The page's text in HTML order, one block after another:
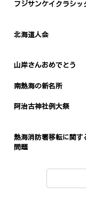
フジサンケイクラシッ
北海道人会
山岸さんおめでとう
南熱海の新名所
阿治古神社例大祭
熱海消防署移転に関す
問題